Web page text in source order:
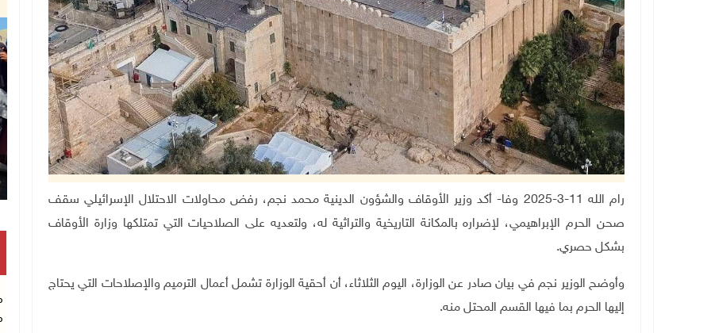
رام الله 11-3-2025 وفا- أكد وزير الأوقاف والشؤون الدينية محمد نجم، رفض محاولات الاحتلال الإسرائيلي سقف
صحن الحرم الإبراهيمي، لإضراره بالمكانة التاريخية والتراثية له، ولتعديه على الصلاحيات التي تمتلكها وزارة الأوقاف
بشكل حصري.
وأوضح الوزير نجم في بيان صادر عن الوزارة، اليوم الثلاثاء، أن أحقية الوزارة تشمل أعمال الترميم والإصلاحات التي يحتاج
إليها الحرم بما فيها القسم المحتل منه.
تكريم متفوقين